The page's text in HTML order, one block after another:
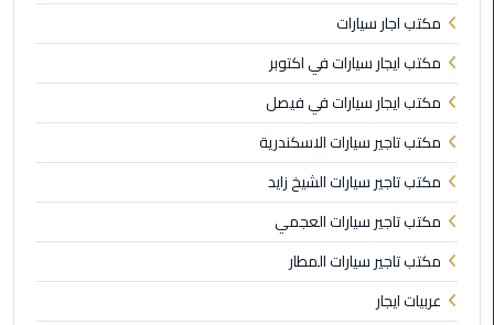
ليموزين
العبور
ليموزين
6
اكتوبر
الخط
الساخن
ليموزين
العاصمة
مكتب اجار سيارات
مكتب ايجار سيارات في اكتوبر
مكتب ايجار سيارات في فيصل
مكتب تاجير سيارات الاسكندرية
مكتب تاجير سيارات الشيخ زايد
مكتب تاجير سيارات العجمي
مكتب تاجير سيارات المطار
عربيات ايجار